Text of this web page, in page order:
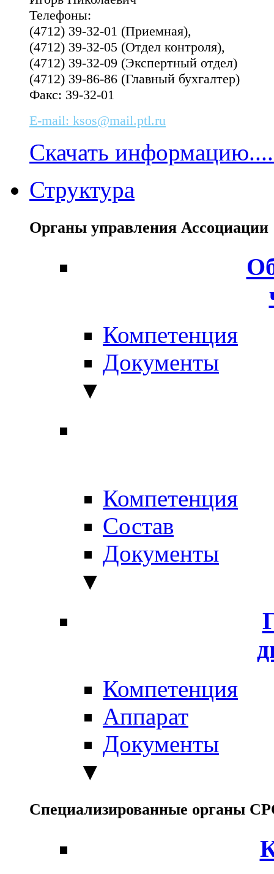
Телефоны:
(4712) 39-32-01 (Приемная),
(4712) 39-32-05 (Отдел контроля),
(4712) 39-32-09 (Экспертный отдел)
(4712) 39-86-86 (Главный бухгалтер)
Факс: 39-32-01
E-mail: ksos@mail.ptl.ru
Скачать
Структура
Органы управления
Компетенция
Документы
▼
Компетенция
Состав
Документы
▼
Компетенция
Аппарат
Документы
▼
Специализированные органы